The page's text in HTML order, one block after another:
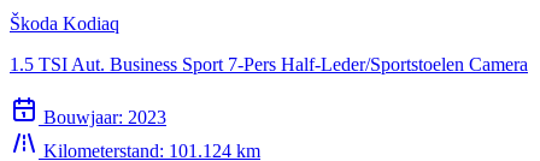
1.5 TSI Aut. Business Sport 7-Pers Half-Leder/Sportstoelen Camera
Kilometerstand:
Transmissie:Automaat